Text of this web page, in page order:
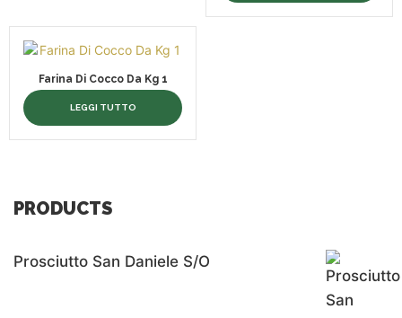
Farina Di Cocco Da Kg 1
LEGGI TUTTO
PRODUCTS
Prosciutto San Daniele S/o